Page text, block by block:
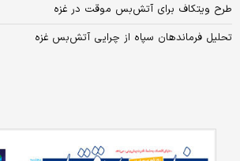
طرح ویتکاف برای آتش‌بس موقت در غزه
تحلیل فرماندهان سپاه از چرایی آتش‌بس غزه